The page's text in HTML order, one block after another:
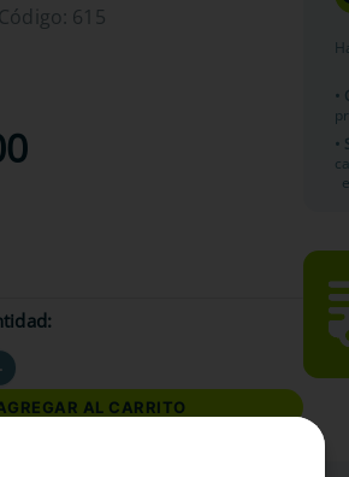
Código: 615
AL CARRITO
•
•